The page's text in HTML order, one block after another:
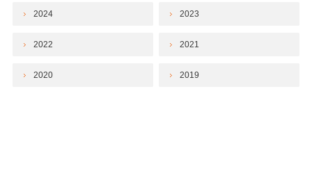
2024 2023
2022 2021
2020 2019